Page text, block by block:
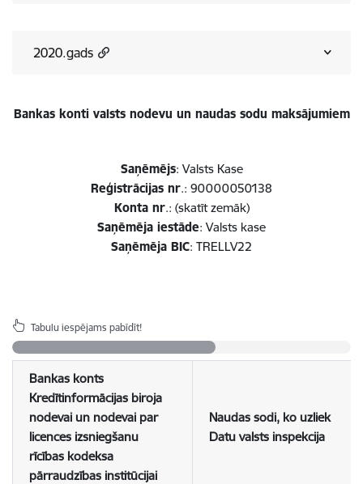
2020.gads
Bankas konti valsts nodevu un naudas sodu maksājumiem
Saņēmējs: Valsts Kase
Reģistrācijas nr.: 90000050138
Konta nr.: (skatīt zemāk)
Saņēmēja iestāde: Valsts kase
Saņēmēja BIC: TRELLV22
Tabulu iespējams pabīdīt!
Bankas konts
Kredītinformācijas biroja
nodevai un nodevai par
licences izsniegšanu
rīcības kodeksa
pārraudzības institūcijai
Naudas sodi, ko uzliek
Datu valsts inspekcija